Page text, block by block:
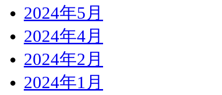
2024年5月
2024年4月
2024年2月
2024年1月